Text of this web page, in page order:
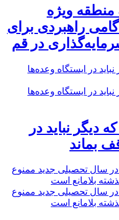
به منطقه ویژه
راهبردی برای
در قم
دیگر نباید در
بماند